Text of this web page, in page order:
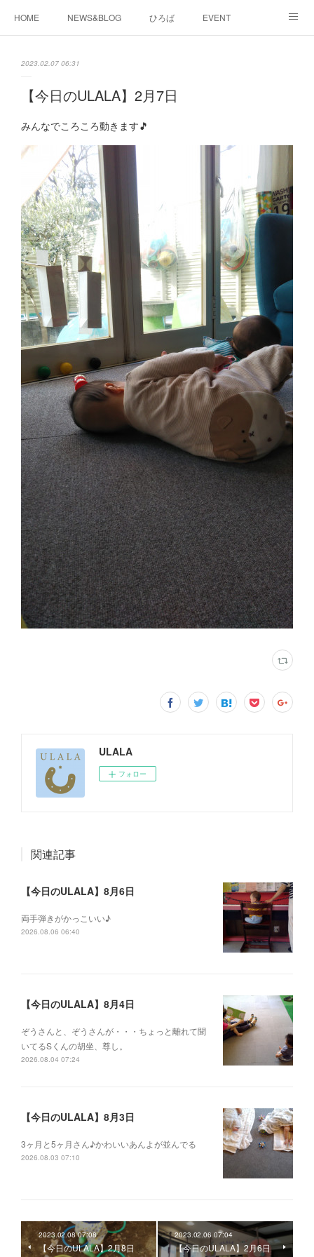
HOME NEWS&BLOG ひろば EVENT
2023.02.07 06:31
【今日のULALA】2月7日
みんなでころころ動きます🎵
ULALA
フォロー
関連記事
【今日のULALA】8月6日
両手弾きがかっこいい♪
2026.08.06 06:40
【今日のULALA】8月4日
ぞうさんと、ぞうさんが・・・ちょっと離れて聞
いてるSくんの胡坐、尊し。
2026.08.04 07:24
【今日のULALA】8月3日
3ヶ月と5ヶ月さん♪かわいいあんよが並んでる
2026.08.03 07:10
2023.02.08 07:08
【今日のULALA】2月8日
2023.02.06 07:04
【今日のULALA】2月6日